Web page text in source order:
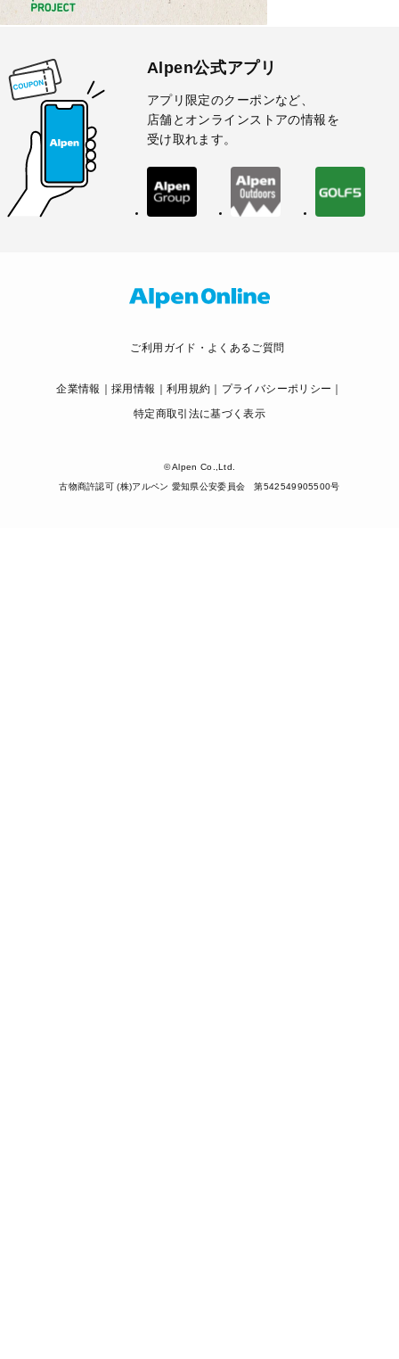
Alpen公式アプリ
アプリ限定のクーポンなど、
店舗とオンラインストアの情報を
受け取れます。
ご利用ガイド・よくあるご質問
企業情報 採用情報 利用規約
プライバシーポリシー
特定商取引法に基づく表示
© Alpen Co.,Ltd.
古物商許認可 (株)アルペン 愛知県公安委員会 第542549905500号